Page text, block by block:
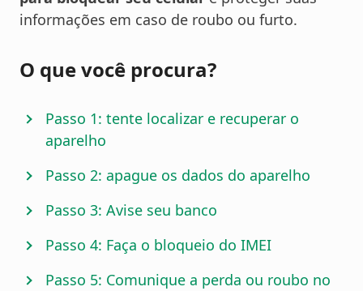
informações em caso de roubo ou furto.
O que você procura?
Passo 1: tente localizar e recuperar o
aparelho
Passo 2: apague os dados do aparelho
Passo 3: Avise seu banco
Passo 4: Faça o bloqueio do IMEI
Passo 5: Comunique a perda ou roubo no